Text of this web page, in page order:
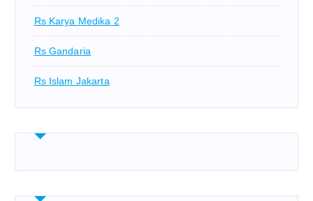
Rs Karya Medika 2
Rs Gandaria
Rs Islam Jakarta